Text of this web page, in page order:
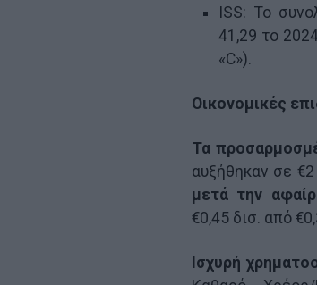
ISS: Το
41,29 το
«C»).
Οικονομικές
Τα
αυξήθηκαν σε
μετά την
€0,45 δισ. από
Ισχυρή